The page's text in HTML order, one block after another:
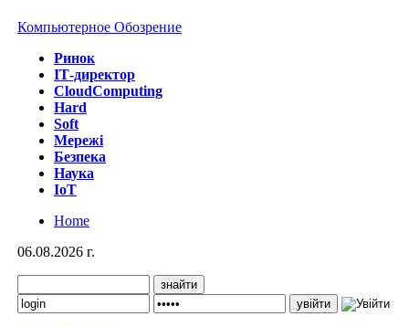
Компьютерное Обозрение
Ринок
IТ-директор
CloudComputing
Hard
Soft
Мережі
Безпека
Наука
IoT
Home
06.08.2026 г.